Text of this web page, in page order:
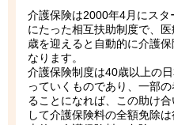
介護保険は2000年4月にスタ
にたった相互扶助制度で、
歳を迎えると自動的に介護
なります。
介護保険制度は40歳以上の
っていくものであり、一部
ることになれば、この助け
して介護保険料の全額免除